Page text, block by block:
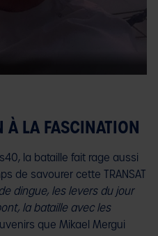
À LA FASCINATION
la bataille fait rage aussi
de savourer cette TRANSAT
dingue, les levers du jour
la bataille avec les
que Mikael Mergui